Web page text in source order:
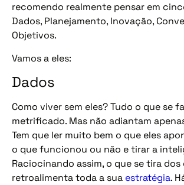
recomendo realmente pensar em
Dados, Planejamento, Inovação,
Objetivos.
Vamos a eles:
Dados
Como viver sem eles? Tudo o que se
metrificado. Mas não adiantam
Tem que ler muito bem o que eles
o que funcionou ou não e tirar a
Raciocinando assim, o que se tira dos
retroalimenta toda a sua estratégia.